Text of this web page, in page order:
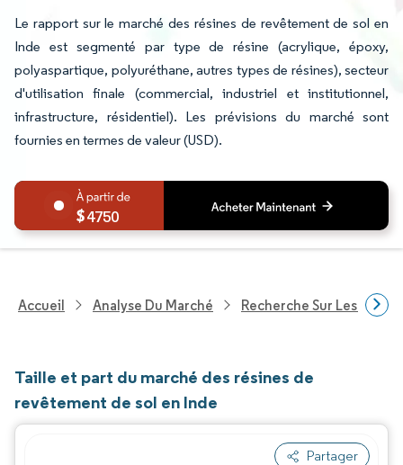
Le rapport sur le marché des résines de revêtement de sol en
Inde est segmenté par type de résine (acrylique, époxy,
polyaspartique, polyuréthane, autres types de résines), secteur
d'utilisation finale (commercial, industriel et institutionnel,
infrastructure, résidentiel). Les prévisions du marché sont
fournies en termes de valeur (USD).
4750
Accueil Analyse Du Marché Recherche Sur Les
Taille et part du marché des résines de
revêtement de sol en Inde
Partager